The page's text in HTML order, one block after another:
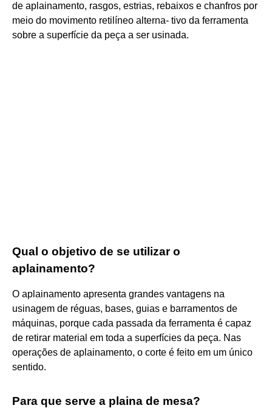
de aplainamento, rasgos, estrias, rebaixos e chanfros por
meio do movimento retilíneo alterna- tivo da ferramenta
sobre a superfície da peça a ser usinada.
Qual o objetivo de se utilizar o
aplainamento?
O aplainamento apresenta grandes vantagens na
usinagem de réguas, bases, guias e barramentos de
máquinas, porque cada passada da ferramenta é capaz
de retirar material em toda a superfícies da peça. Nas
operações de aplainamento, o corte é feito em um único
sentido.
Para que serve a plaina de mesa?